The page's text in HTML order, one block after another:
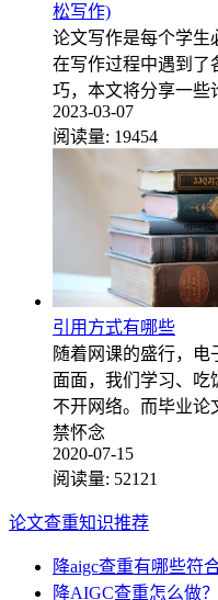
松写作)
论文写作是每个学生
在写作过程中遇到了
巧，本文将分享一些
2023-03-07
阅读量: 19454
引用方式有哪些
随着网课的盛行，电
面面，我们学习、吃
不开网络。而毕业论
禁怀念
2020-07-15
阅读量: 52121
论文查重知识推荐
降aigc查重有哪些符
降AIGC查重怎么做